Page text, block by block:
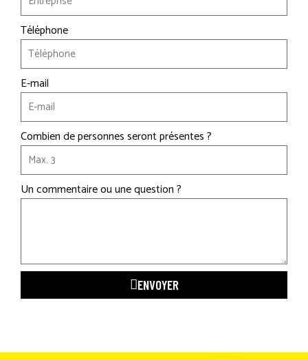
DEMANDE DE RÉSERVATION
NOS AGENCES
PETIT MATÉRIEL
PIÈCES DÉTACHÉES
RÉPARATION, ENTRETIEN & S.A.V
Téléphone
E-mail
Combien de personnes seront présentes ?
Un commentaire ou une question ?
ENVOYER